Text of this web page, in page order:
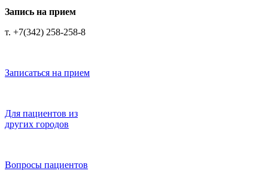
Запись на прием
т. +7(342) 258-258-8
Записаться на прием
Для пациентов из
других городов
Вопросы пациентов